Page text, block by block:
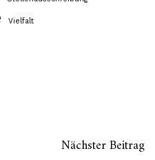
Vielfalt
Nächster Beitrag